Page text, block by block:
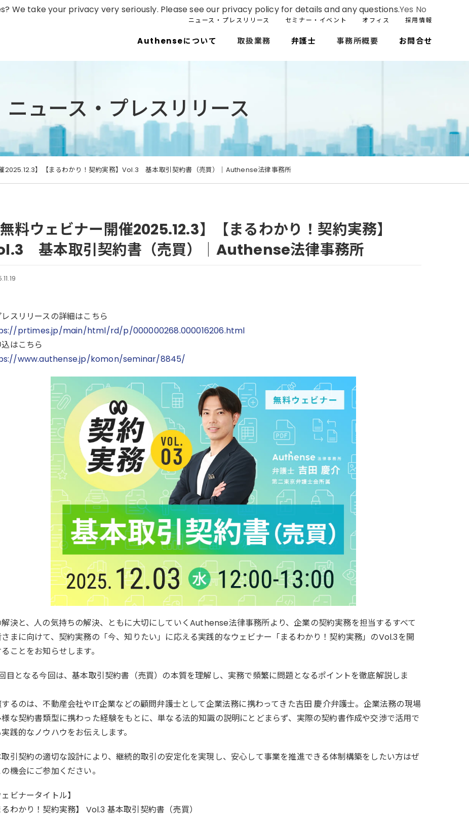
ニュース・プレスリリース セミナー・イベント オフィス 採用情報
Authenseについて 取扱業務 弁護士 事務所概要 お問合せ
ニュース・プレスリリース
催2025.12.3】【まるわかり！契約実務】Vol.3 基本取引契約書（売買）｜Authense法律事務所
無料ウェビナー開催2025.12.3】【まるわかり！契約実務】
基本取引契約書（売買）｜Authense法律事務所
スリリースの詳細はこちら
prtimes.jp/main/html/rd/p/000000268.000016206.html
はこちら
www.authense.jp/komon/seminar/8845/
決と、人の気持ちの解決、ともに大切にしていくAuthense法律事務所より、企業の契約実務を担当するすべて
まに向けて、契約実務の「今、知りたい」に応える実践的なウェビナー「まるわかり！契約実務」のVol.3を開
ことをお知らせします。
目となる今回は、基本取引契約書（売買）の本質を理解し、実務で頻繁に問題となるポイントを徹底解説しま
るのは、不動産会社やIT企業などの顧問弁護士として企業法務に携わってきた吉田 慶介弁護士。企業法務の現場
な契約書類型に携わった経験をもとに、単なる法的知識の説明にとどまらず、実際の契約書作成や交渉で活用で
践的なノウハウをお伝えします。
引契約の適切な設計により、継続的取引の安定化を実現し、安心して事業を推進できる体制構築をしたい方はぜ
機会にご参加ください。
ェビナータイトル】
るわかり！契約実務】 Vol.3 基本取引契約書（売買）
We take your privacy very seriously. Please see our privacy policy for details and any questions.Yes No